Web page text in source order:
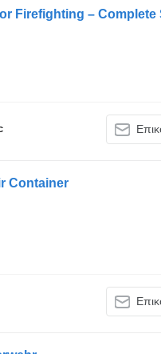
Firefighting – Complete
Container